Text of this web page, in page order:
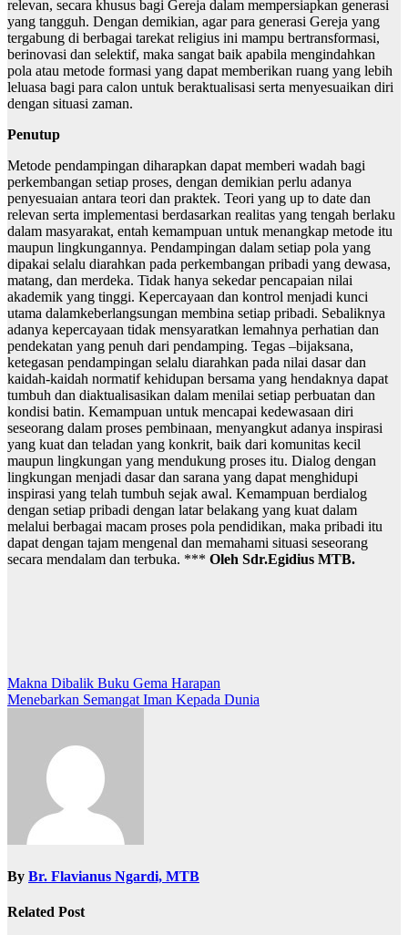
relevan, secara khusus bagi Gereja dalam mempersiapkan generasi
yang tangguh. Dengan demikian, agar para generasi Gereja yang
tergabung di berbagai tarekat religius ini mampu bertransformasi,
berinovasi dan selektif, maka sangat baik apabila mengindahkan
pola atau metode formasi yang dapat memberikan ruang yang lebih
leluasa bagi para calon untuk beraktualisasi serta menyesuaikan diri
dengan situasi zaman.
Penutup
Metode pendampingan diharapkan dapat memberi wadah bagi
perkembangan setiap proses, dengan demikian perlu adanya
penyesuaian antara teori dan praktek. Teori yang up to date dan
relevan serta implementasi berdasarkan realitas yang tengah berlaku
dalam masyarakat, entah kemampuan untuk menangkap metode itu
maupun lingkungannya. Pendampingan dalam setiap pola yang
dipakai selalu diarahkan pada perkembangan pribadi yang dewasa,
matang, dan merdeka. Tidak hanya sekedar pencapaian nilai
akademik yang tinggi. Kepercayaan dan kontrol menjadi kunci
utama dalamkeberlangsungan membina setiap pribadi. Sebaliknya
adanya kepercayaan tidak mensyaratkan lemahnya perhatian dan
pendekatan yang penuh dari pendamping. Tegas –bijaksana,
ketegasan pendampingan selalu diarahkan pada nilai dasar dan
kaidah-kaidah normatif kehidupan bersama yang hendaknya dapat
tumbuh dan diaktualisasikan dalam menilai setiap perbuatan dan
kondisi batin. Kemampuan untuk mencapai kedewasaan diri
seseorang dalam proses pembinaan, menyangkut adanya inspirasi
yang kuat dan teladan yang konkrit, baik dari komunitas kecil
maupun lingkungan yang mendukung proses itu. Dialog dengan
lingkungan menjadi dasar dan sarana yang dapat menghidupi
inspirasi yang telah tumbuh sejak awal. Kemampuan berdialog
dengan setiap pribadi dengan latar belakang yang kuat dalam
melalui berbagai macam proses pola pendidikan, maka pribadi itu
dapat dengan tajam mengenal dan memahami situasi seseorang
secara mendalam dan terbuka. *** Oleh Sdr.Egidius MTB.
Post
navigation
Makna Dibalik Buku Gema Harapan
Menebarkan Semangat Iman Kepada Dunia
By Br. Flavianus Ngardi, MTB
Related Post